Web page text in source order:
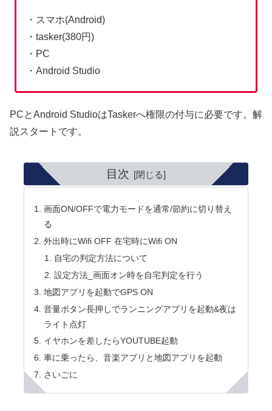
・スマホ(Android)
・tasker(380円)
・PC
・Android Studio
PCとAndroid StudioはTaskerへ権限の付与に必要です。解
説スタートです。
目次
画面ON/OFFで電力モードを通常/節約に切り替え
る
外出時にWifi OFF 在宅時にWifi ON
自宅の判定方法について
設定方法_画面オン時を自宅判定を行う
地図アプリを起動でGPS ON
音量ボタン長押しでランニングアプリを起動&夜は
ライト点灯
イヤホンを差したらYOUTUBE起動
車に乗ったら、音楽アプリと地図アプリを起動
さいごに